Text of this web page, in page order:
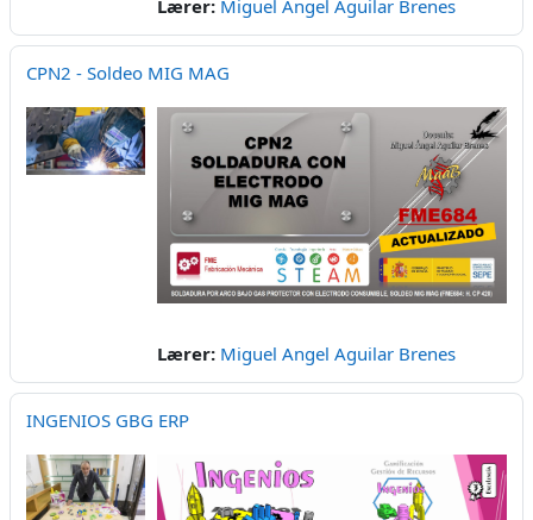
Lærer: Miguel Angel Aguilar Brenes
CPN2 - Soldeo MIG MAG
Lærer: Miguel Angel Aguilar Brenes
INGENIOS GBG ERP